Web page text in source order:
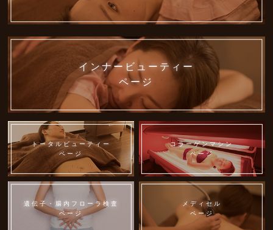
インナービューティー
ページ
トータルビューティー
ページ
コラーゲンマシン
ページ
遺伝子・腸内フローラ検査
ページ
メディセル
ページ